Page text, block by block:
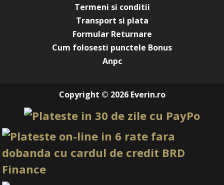
Termeni si conditii
Transport si plata
Formular Returnare
Cum folosesti punctele Bonus
Anpc
Copyright © 2026 Everin.ro